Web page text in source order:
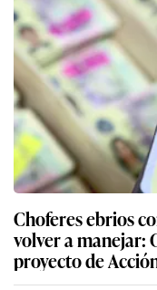
Choferes ebrios
volver a manejar:
proyecto de